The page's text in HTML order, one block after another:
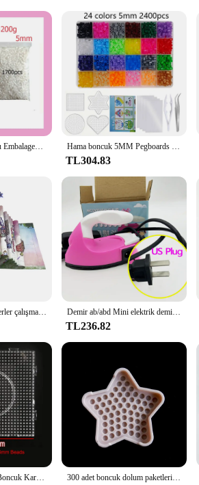
and portability. Crafted from high-
that your media remains in pristine
design is both elegant and practical, making it
go. Whether you're a music enthusiast, a film
designed with this in mind. Its compact size
solution, this pochette is the ideal choice.
Hama boncuk kutusu Embalagem termal mozaik Ferro Beads Beads boncuk, ütü boncuk sigorta boncuk emdo DIY, 24 48 72 çekirdek 2.6MM 5MM Hama boncuk 5MM Pegboards ütü kağıt renkli sigorta boncuk kiti boncuk kiti oyuncaklar çocuklar için ütü boncuk
TL304.83
2.6mm 5mm kitap Perler çalışma çizim desen Atlas Hama boncuk aracı demir 3D bulmaca DIY çocuklar yaratıcı el yapımı zanaat oyuncak hediye Demir ab/abd Mini elektrik demir DIY Craft sigorta boncuk aracı demir özel yaratıcı Hama boncuk el yapımı 3D bulmaca
TL236.82
2.6mm/5mm Perler Boncuk Kare Pegboard 3D Bulmaca Juguetes Hama Boncuk Eğitici Oyuncaklar Çocuklar için yap-boz Brinquedos 300 adet boncuk dolum paketleri Hama boncuk oyuncaklar yap-boz sihirli su yapışkan Beadbond sigorta boncuk boncuk seti el yapımı bulmaca